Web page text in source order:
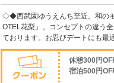
◇◆西武園ゆうえんち至近。和の
OTEL花梨』。コンセプトの違う
ております。お忍びデートにも
休憩300円
宿泊500円